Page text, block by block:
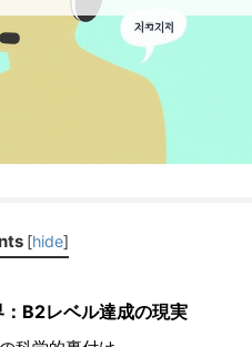
[hide]
B2レベル達成の現実